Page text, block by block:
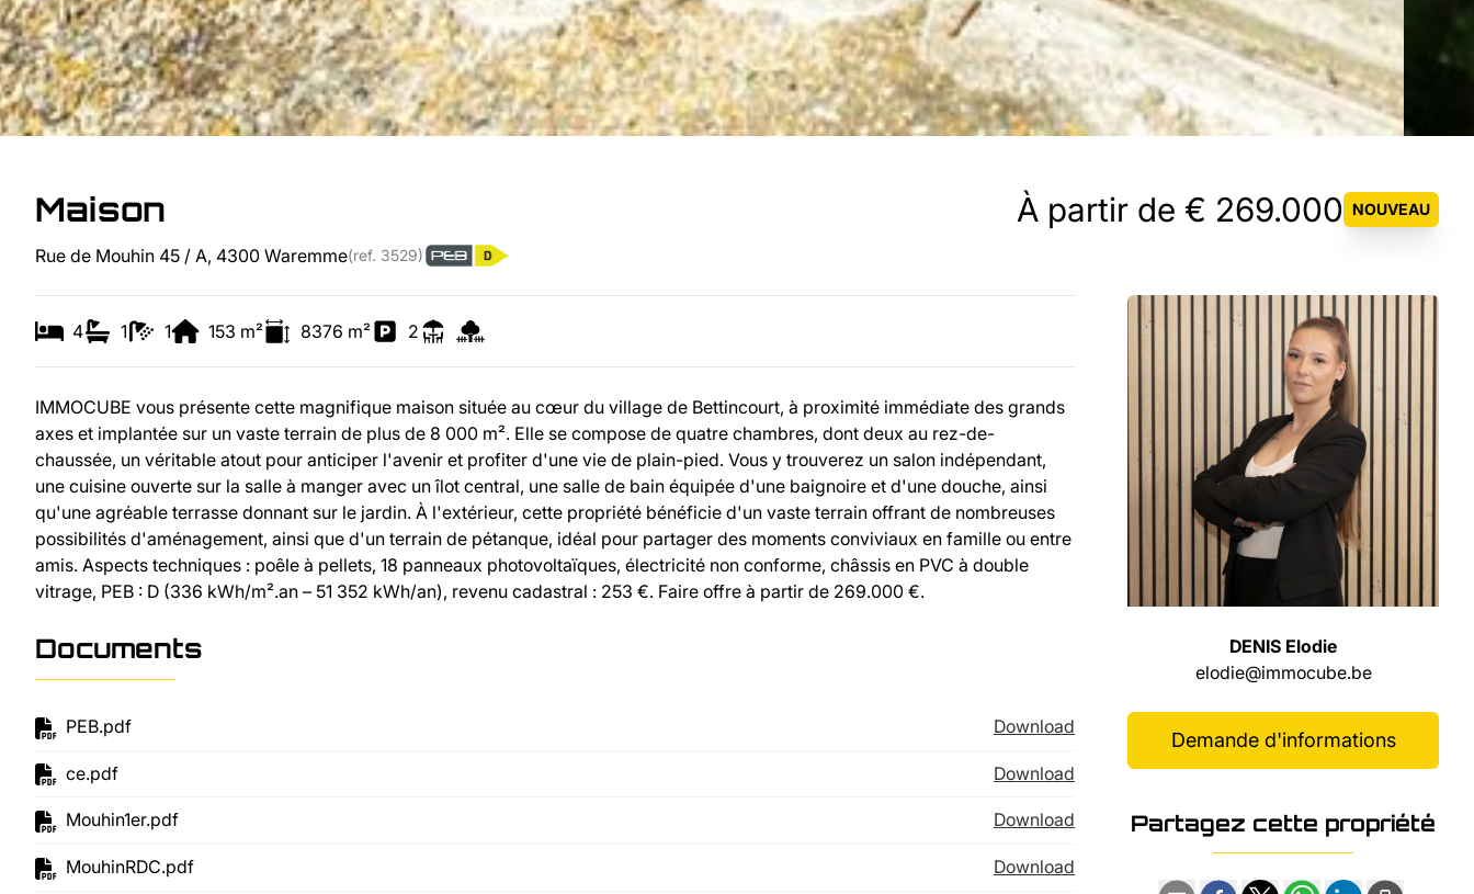
Maison À partir de € 269.000 NOUVEAU
Rue de Mouhin 45 / A, 4300 Waremme(ref. 3529)
4 1 1 153 m² 8376 m² 2
IMMOCUBE vous présente cette magnifique maison située au cœur du village de Bettincourt, à proximité immédiate des grands
axes et implantée sur un vaste terrain de plus de 8 000 m². Elle se compose de quatre chambres, dont deux au rez-de-
chaussée, un véritable atout pour anticiper l'avenir et profiter d'une vie de plain-pied. Vous y trouverez un salon indépendant,
une cuisine ouverte sur la salle à manger avec un îlot central, une salle de bain équipée d'une baignoire et d'une douche, ainsi
qu'une agréable terrasse donnant sur le jardin. À l'extérieur, cette propriété bénéficie d'un vaste terrain offrant de nombreuses
possibilités d'aménagement, ainsi que d'un terrain de pétanque, idéal pour partager des moments conviviaux en famille ou entre
amis. Aspects techniques : poêle à pellets, 18 panneaux photovoltaïques, électricité non conforme, châssis en PVC à double
vitrage, PEB : D (336 kWh/m².an – 51 352 kWh/an), revenu cadastral : 253 €. Faire offre à partir de 269.000 €.
Documents
PEB.pdf Download
ce.pdf Download
Mouhin1er.pdf Download
MouhinRDC.pdf Download
DENIS Elodie
elodie@immocube.be
Demande d'informations
Partagez cette propriété